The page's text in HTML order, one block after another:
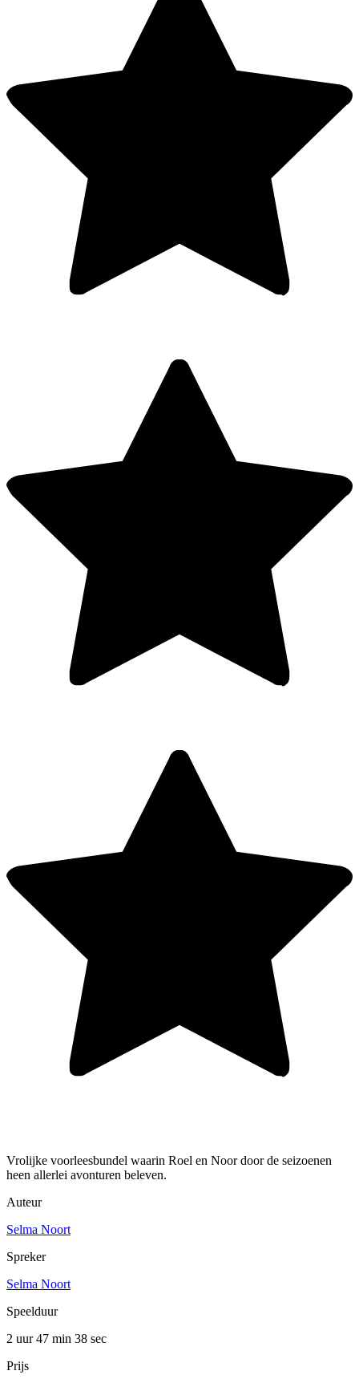
Vrolijke voorleesbundel waarin Roel en Noor door de seizoenen
heen allerlei avonturen beleven.
Auteur
Selma Noort
Spreker
Selma Noort
Speelduur
2 uur 47 min 38 sec
Prijs